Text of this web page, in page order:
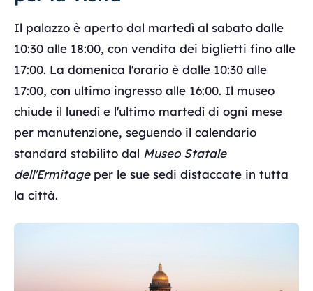
Il palazzo è aperto dal martedì al sabato dalle
10:30 alle 18:00, con vendita dei biglietti fino alle
17:00. La domenica l'orario è dalle 10:30 alle
17:00, con ultimo ingresso alle 16:00. Il museo
chiude il lunedì e l'ultimo martedì di ogni mese
per manutenzione, seguendo il calendario
standard stabilito dal Museo Statale
dell'Ermitageper le sue sedi distaccate in tutta
la città.